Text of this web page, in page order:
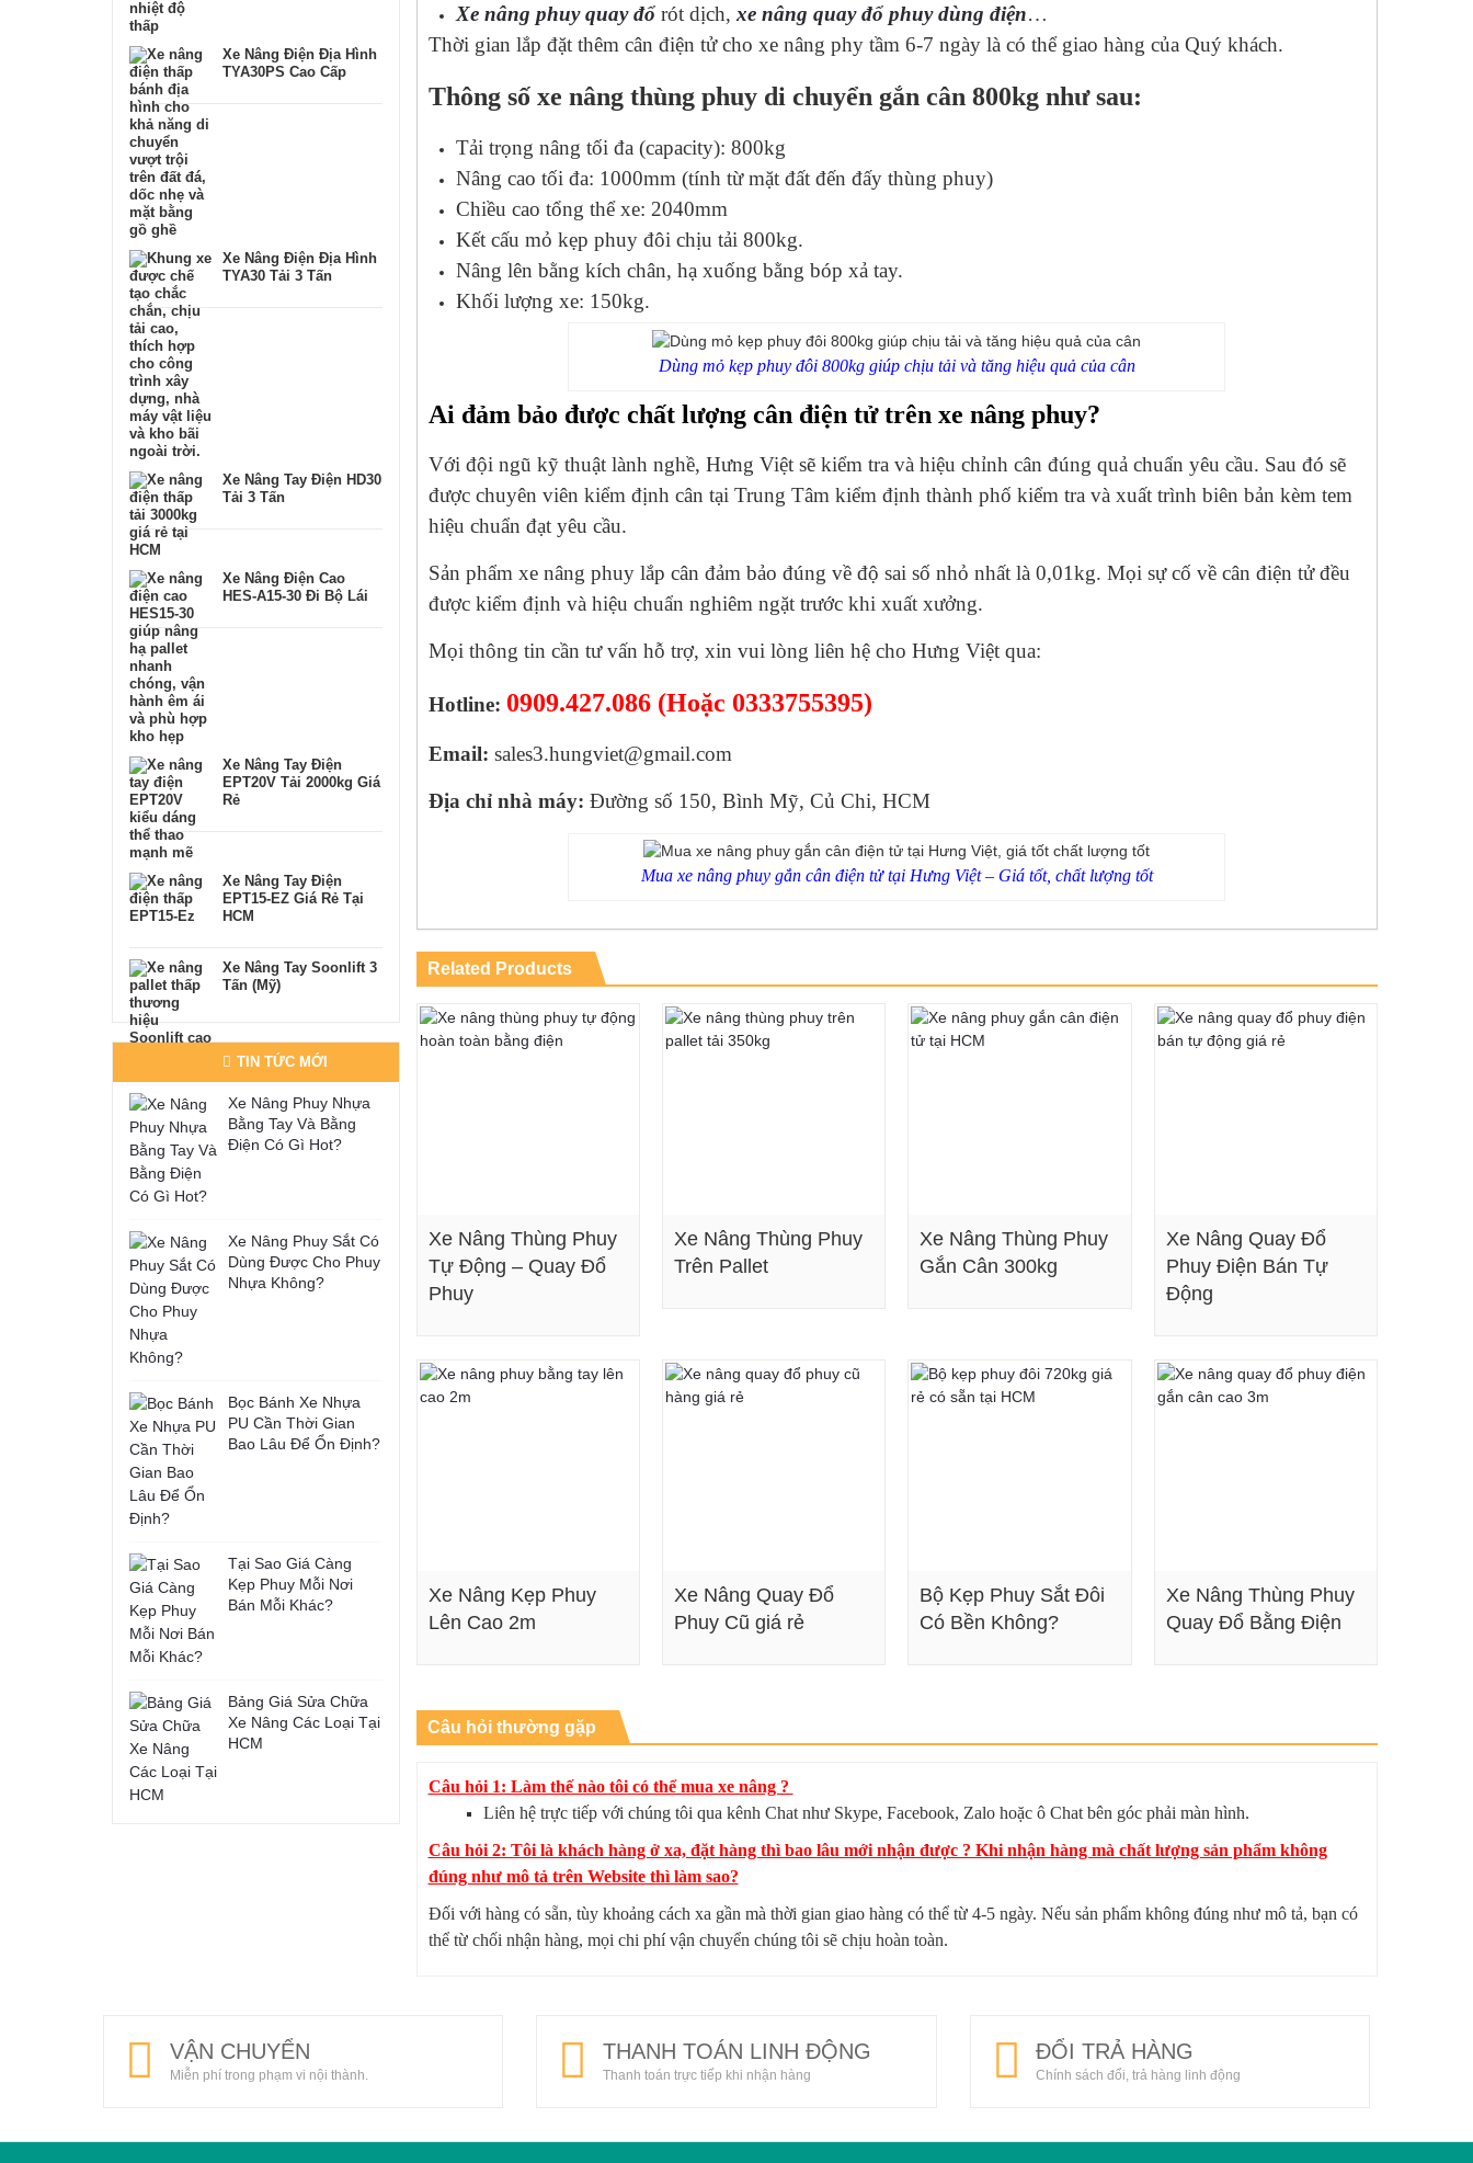
Xe nâng phuy quay đổrót dịch, xe nâng quay đổ phuy dùng điện…
Thời gian lắp đặt thêm cân điện tử cho xe nâng phy tầm 6-7 ngày là có thể giao hàng của Quý khách.
Thông số xe nâng thùng phuy di chuyển gắn cân 800kg như sau:
Tải trọng nâng tối đa (capacity): 800kg
Nâng cao tối đa: 1000mm (tính từ mặt đất đến đấy thùng phuy)
Chiều cao tổng thể xe: 2040mm
Kết cấu mỏ kẹp phuy đôi chịu tải 800kg.
Nâng lên bằng kích chân, hạ xuống bằng bóp xả tay.
Khối lượng xe: 150kg.
Dùng mỏ kẹp phuy đôi 800kg giúp chịu tải và tăng hiệu quả của cân
Ai đảm bảo được chất lượng cân điện tử trên xe nâng phuy?
Với đội ngũ kỹ thuật lành nghề, Hưng Việt sẽ kiểm tra và hiệu chỉnh cân đúng quả chuẩn yêu cầu. Sau đó sẽ
được chuyên viên kiểm định cân tại Trung Tâm kiểm định thành phố kiểm tra và xuất trình biên bản kèm tem
hiệu chuẩn đạt yêu cầu.
Sản phẩm xe nâng phuy lắp cân đảm bảo đúng về độ sai số nhỏ nhất là 0,01kg. Mọi sự cố về cân điện tử đều
được kiểm định và hiệu chuẩn nghiêm ngặt trước khi xuất xưởng.
Mọi thông tin cần tư vấn hỗ trợ, xin vui lòng liên hệ cho Hưng Việt qua:
Hotline: 0909.427.086 (Hoặc 0333755395)
Email: sales3.hungviet@gmail.com
Địa chỉ nhà máy: Đường số 150, Bình Mỹ, Củ Chi, HCM
Mua xe nâng phuy gắn cân điện tử tại Hưng Việt – Giá tốt, chất lượng tốt
Related Products
Xe Nâng Thùng Phuy
Tự Động – Quay Đổ
Phuy
Xe Nâng Thùng Phuy
Trên Pallet
Xe Nâng Thùng Phuy
Gắn Cân 300kg
Xe Nâng Quay Đổ
Phuy Điện Bán Tự
Động
Xe Nâng Kẹp Phuy
Lên Cao 2m
Xe Nâng Quay Đổ
Phuy Cũ giá rẻ
Bộ Kẹp Phuy Sắt Đôi
Có Bền Không?
Xe Nâng Thùng Phuy
Quay Đổ Bằng Điện
Câu hỏi thường gặp
Câu hỏi 1: Làm thế nào tôi có thể mua xe nâng ?
Liên hệ trực tiếp với chúng tôi qua kênh Chat như Skype, Facebook, Zalo hoặc ô Chat bên góc phải màn hình.
Câu hỏi 2: Tôi là khách hàng ở xa, đặt hàng thì bao lâu mới nhận được ? Khi nhận hàng mà chất lượng sản phẩm không
đúng như mô tả trên Website thì làm sao?
Đối với hàng có sẵn, tùy khoảng cách xa gần mà thời gian giao hàng có thể từ 4-5 ngày. Nếu sản phẩm không đúng như mô tả, bạn có
thể từ chối nhận hàng, mọi chi phí vận chuyển chúng tôi sẽ chịu hoàn toàn.
Xe Nâng Điện Địa Hình
TYA30PS Cao Cấp
Xe Nâng Điện Địa Hình
TYA30 Tải 3 Tấn
Xe Nâng Tay Điện HD30
Tải 3 Tấn
Xe Nâng Điện Cao
HES-A15-30 Đi Bộ Lái
Xe Nâng Tay Điện
EPT20V Tải 2000kg Giá
Rẻ
Xe Nâng Tay Điện
EPT15-EZ Giá Rẻ Tại
HCM
Xe Nâng Tay Soonlift 3
Tấn (Mỹ)
TIN TỨC MỚI
Xe Nâng Phuy Nhựa
Bằng Tay Và Bằng
Điện Có Gì Hot?
Xe Nâng Phuy Sắt Có
Dùng Được Cho Phuy
Nhựa Không?
Bọc Bánh Xe Nhựa
PU Cần Thời Gian
Bao Lâu Để Ổn Định?
Tại Sao Giá Càng
Kẹp Phuy Mỗi Nơi
Bán Mỗi Khác?
Bảng Giá Sửa Chữa
Xe Nâng Các Loại Tại
HCM
VẬN CHUYỂN
Miễn phí trong phạm vi nội thành.
THANH TOÁN LINH ĐỘNG
Thanh toán trực tiếp khi nhận hàng
ĐỔI TRẢ HÀNG
Chính sách đổi, trả hàng linh động